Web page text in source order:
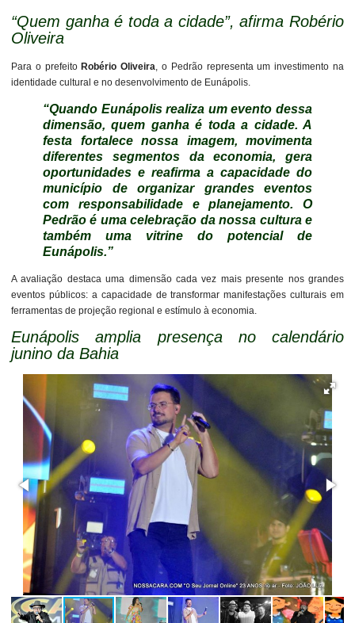
“Quem ganha é toda a cidade”, afirma Robério
Oliveira
Para o prefeito Robério Oliveira, o Pedrão representa um investimento na
identidade cultural e no desenvolvimento de Eunápolis.
“Quando Eunápolis realiza um evento dessa
dimensão, quem ganha é toda a cidade. A
festa fortalece nossa imagem, movimenta
diferentes segmentos da economia, gera
oportunidades e reafirma a capacidade do
município de organizar grandes eventos
com responsabilidade e planejamento. O
Pedrão é uma celebração da nossa cultura e
também uma vitrine do potencial de
Eunápolis.”
A avaliação destaca uma dimensão cada vez mais presente nos grandes
eventos públicos: a capacidade de transformar manifestações culturais em
ferramentas de projeção regional e estímulo à economia.
Eunápolis amplia presença no calendário
junino da Bahia